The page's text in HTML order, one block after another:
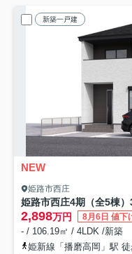
新築一戸建
NEW
姫路市西庄
姫路市西庄4期（全5棟
2,898万円 8月6日 値下
- / 106.19㎡ / 4LDK /新築
姫新線「播磨高岡」駅